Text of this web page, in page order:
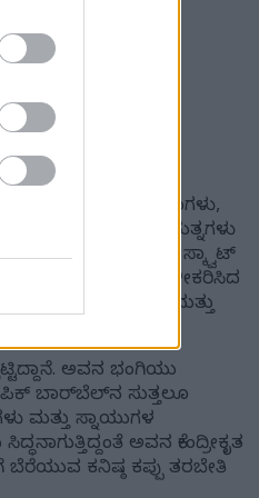
ಇಬ್ಬರು ಕ್ರೀಡಾಪಟುಗಳು,
ಅವರ ವೈಯಕ್ತಿಕ ಪ್ರಯತ್ನಗಳು
ಗೋಡೆಗಳು, ಉಕ್ಕಿನ ಸ್ಕ್ವಾಟ್
ಸೀಮೆಸುಣ್ಣದಿಂದ ಧೂಳೀಕರಿಸಿದ
ತೇಲುತ್ತಿರುವ ಧೂಳು ಮತ್ತು
ಅವನ ಭಂಗಿಯು
ಬಾರ್‌ಬೆಲ್‌ನ ಸುತ್ತಲೂ
ಮತ್ತು ಸ್ನಾಯುಗಳ
ಅವನ ಕೇಂದ್ರೀಕೃತ
ಕನಿಷ್ಠ ಕಪ್ಪು ತರಬೇತಿ